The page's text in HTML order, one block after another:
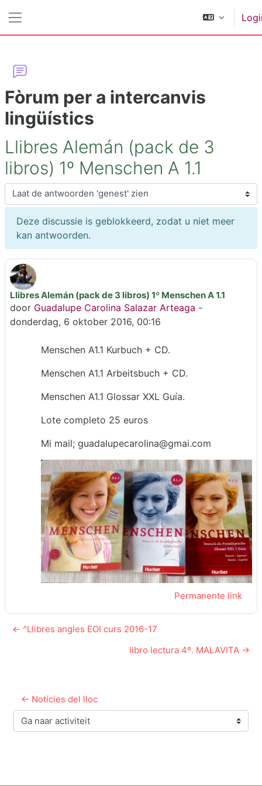
Fòrum per a intercanvis
lingüístics
Llibres Alemán (pack de 3
libros) 1º Menschen A 1.1
Toon modus
Deze discussie is geblokkeerd, zodat u niet meer
kan antwoorden.
Llibres Alemán (pack de 3 libros) 1º Menschen A 1.1
door Guadalupe Carolina Salazar Arteaga -
donderdag, 6 oktober 2016, 00:16
Aantal antwoorden: 0
Menschen A1.1 Kurbuch + CD.
Menschen A1.1 Arbeitsbuch + CD.
Menschen A1.1 Glossar XXL Guía.
Lote completo 25 euros
Mi mail; guadalupecarolina@gmai.com
Permanente link
← ^Llibres angles EOI curs 2016-17
libro lectura 4º. MALAVITA →
← Notícies del lloc
Ga naar activiteit